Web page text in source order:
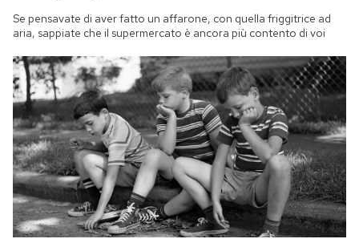
Se pensavate di aver fatto un affarone, con quella friggitrice ad
aria, sappiate che il supermercato è ancora più contento di voi